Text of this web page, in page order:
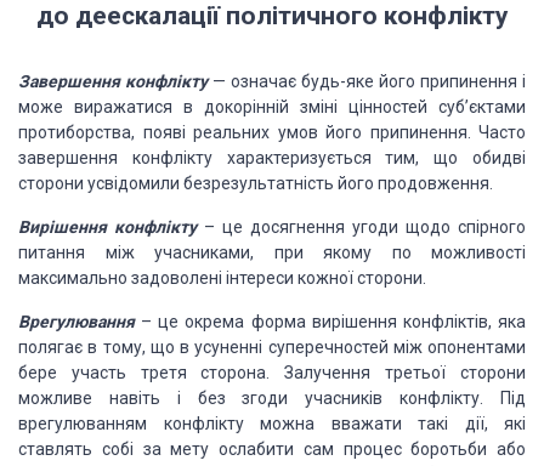
до деескалації політичного конфлікту
Завершення конфлікту— означає будь-яке його припинення і
може виражатися в докорінній зміні цінностей суб’єктами
протиборства, появі реальних умов його припинення. Часто
завершення конфлікту характеризується тим, що обидві
сторони усвідомили безрезультатність його продовження.
Вирішення конфлікту – це досягнення угоди щодо спірного
питання між учасниками, при якому по можливості
максимально задоволені інтереси кожної сторони.
Врегулювання– це окрема форма вирішення конфліктів, яка
полягає в тому, що в усуненні суперечностей між опонентами
бере участь третя сторона. Залучення третьої сторони
можливе навіть і без згоди учасників конфлікту. Під
врегулюванням конфлікту можна вважати такі дії, які
ставлять собі за мету ослабити сам процес боротьби або